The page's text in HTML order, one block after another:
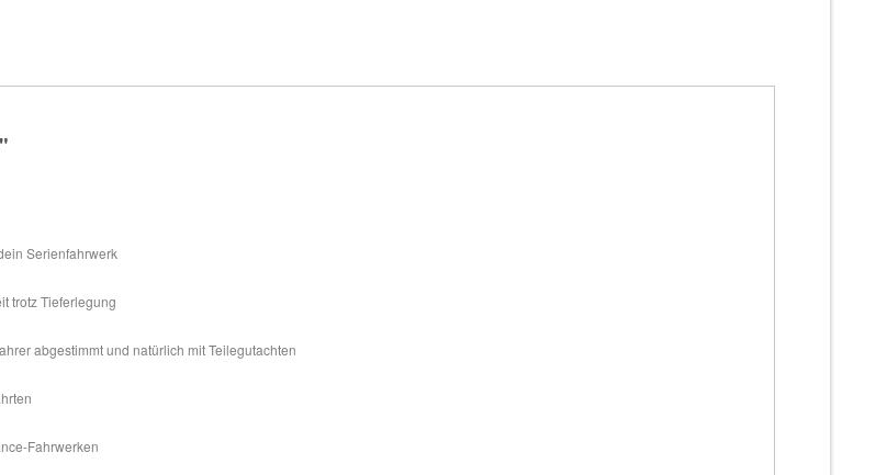
Serienfahrwerk
trotz Tieferlegung
abgestimmt und natürlich mit Teilegutachten
Fahrwerken